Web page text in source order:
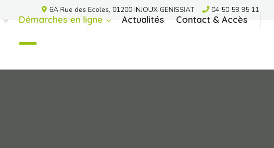
6A Rue des Ecoles, 01200 INJOUX GENISSIAT 04 50 59 95 11
Démarches en ligne Actualités Contact & Accès